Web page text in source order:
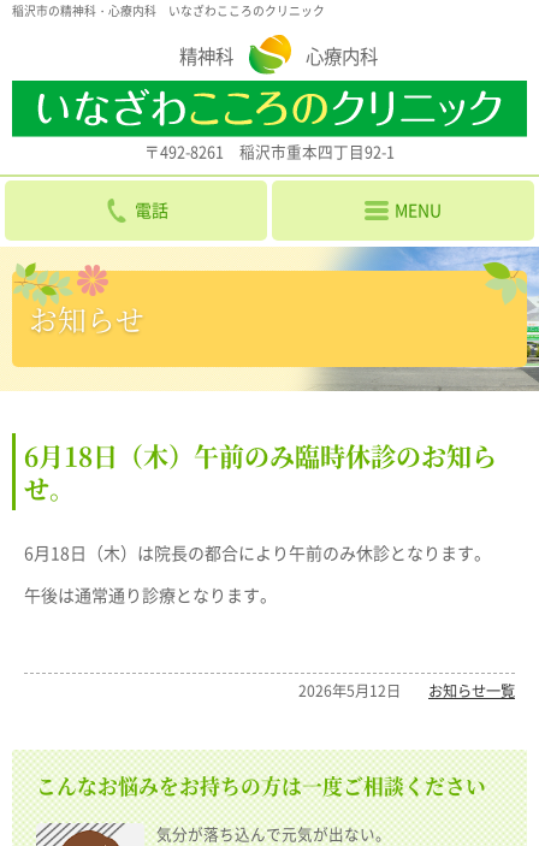
稲沢市の精神科・心療内科 いなざわこころのクリニック
精神科 心療内科
〒492-8261 稲沢市重本四丁目92-1
お知らせ
6月18日（木）午前のみ臨時休診のお知ら
せ。
6月18日（木）は院長の都合により午前のみ休診となります。
午後は通常通り診療となります。
2026年5月12日 お知らせ一覧
こんなお悩みをお持ちの方は一度ご相談ください
気分が落ち込んで元気が出ない。
電話 MENU